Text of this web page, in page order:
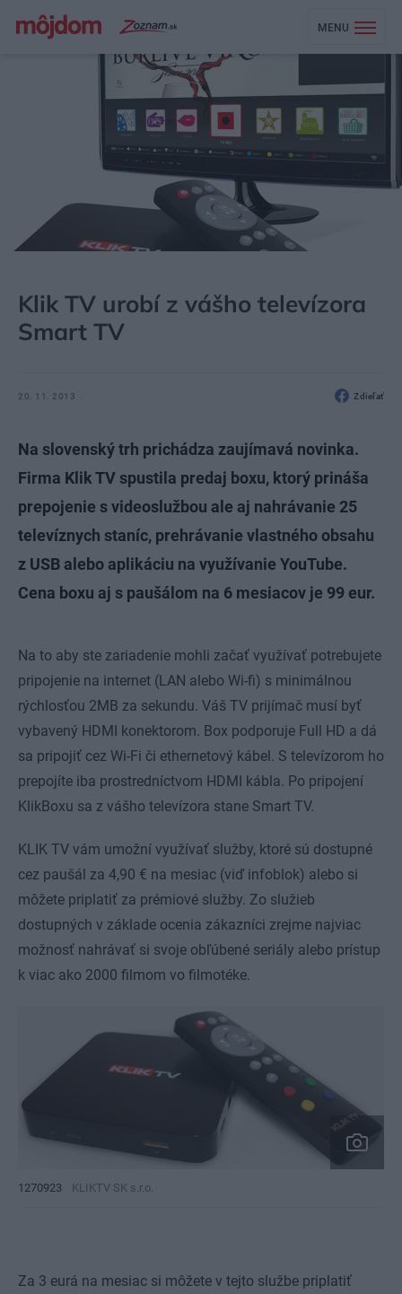
MENU
Klik TV urobí z vášho televízora
Smart TV
20. 11. 2013 Zdieľať
Na slovenský trh prichádza zaujímavá novinka.
Firma Klik TV spustila predaj boxu, ktorý prináša
prepojenie s videoslužbou ale aj nahrávanie 25
televíznych staníc, prehrávanie vlastného obsahu
z USB alebo aplikáciu na využívanie YouTube.
Cena boxu aj s paušálom na 6 mesiacov je 99 eur.
Na to aby ste zariadenie mohli začať využívať potrebujete
pripojenie na internet (LAN alebo Wi-fi) s minimálnou
rýchlosťou 2MB za sekundu. Váš TV prijímač musí byť
vybavený HDMI konektorom. Box podporuje Full HD a dá
sa pripojiť cez Wi-Fi či ethernetový kábel. S televízorom ho
prepojíte iba prostredníctvom HDMI kábla. Po pripojení
KlikBoxu sa z vášho televízora stane Smart TV.
KLIK TV vám umožní využívať služby, ktoré sú dostupné
cez paušál za 4,90 € na mesiac (viď infoblok) alebo si
môžete priplatiť za prémiové služby. Zo služieb
dostupných v základe ocenia zákazníci zrejme najviac
možnosť nahrávať si svoje obľúbené seriály alebo prístup
k viac ako 2000 filmom vo filmotéke.
1270923 KLIKTV SK s.r.o.
Za 3 eurá na mesiac si môžete v tejto službe priplatiť